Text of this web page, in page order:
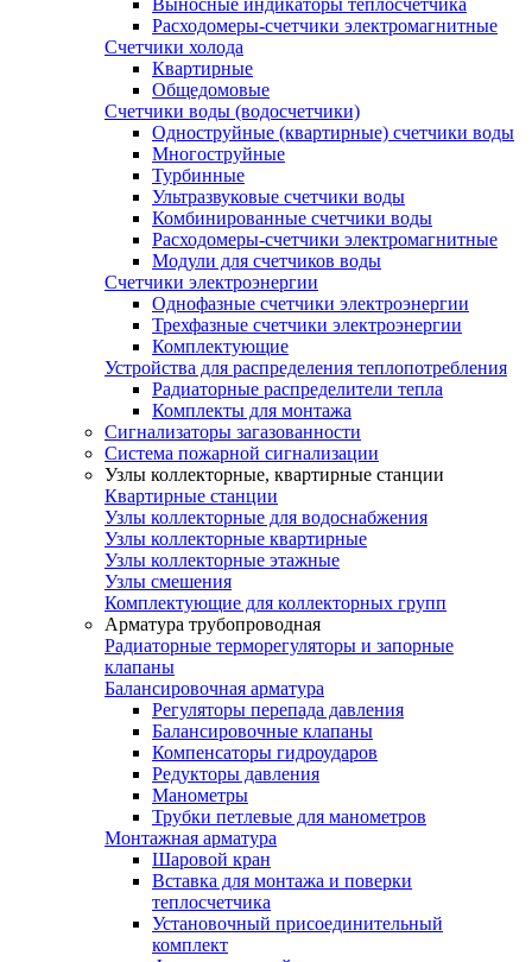
Выносные индикаторы теплосчетчика
Расходомеры-счетчики электромагнитные
Счетчики холода
Квартирные
Общедомовые
Счетчики воды (водосчетчики)
Одноструйные (квартирные) счетчики воды
Многоструйные
Турбинные
Ультразвуковые счетчики воды
Комбинированные счетчики воды
Расходомеры-счетчики электромагнитные
Модули для счетчиков воды
Счетчики электроэнергии
Однофазные счетчики электроэнергии
Трехфазные счетчики электроэнергии
Комплектующие
Устройства для распределения теплопотребления
Радиаторные распределители тепла
Комплекты для монтажа
Сигнализаторы загазованности
Система пожарной сигнализации
Узлы коллекторные, квартирные станции
Квартирные станции
Узлы коллекторные для водоснабжения
Узлы коллекторные квартирные
Узлы коллекторные этажные
Узлы смешения
Комплектующие для коллекторных групп
Арматура трубопроводная
Радиаторные терморегуляторы и запорные
клапаны
Балансировочная арматура
Регуляторы перепада давления
Балансировочные клапаны
Компенсаторы гидроударов
Редукторы давления
Манометры
Трубки петлевые для манометров
Монтажная арматура
Шаровой кран
Вставка для монтажа и поверки
теплосчетчика
Установочный присоединительный
комплект